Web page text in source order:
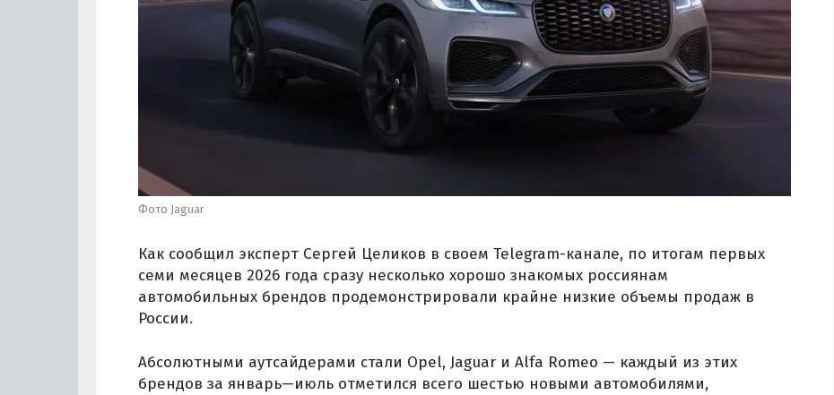
Фото Jaguar
Как сообщил эксперт Сергей Целиков в своем Telegram-канале, по итогам первых
семи месяцев 2026 года сразу несколько хорошо знакомых россиянам
автомобильных брендов продемонстрировали крайне низкие объемы продаж в
России.
Абсолютными аутсайдерами стали Opel, Jaguar и Alfa Romeo — каждый из этих
брендов за январь—июль отметился всего шестью новыми автомобилями,